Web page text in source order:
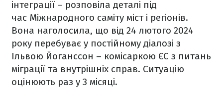
інтеграції – розповіла деталі під
час Міжнародного саміту міст і регіонів.
Вона наголосила, що від 24 лютого 2024
року перебуває у постійному діалозі з
Ільвою Йоганссон – комісаркою ЄС з питань
міграції та внутрішніх справ. Ситуацію
оцінюють раз у 3 місяці.